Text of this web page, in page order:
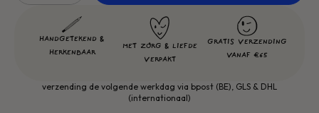
Materiaal:porselein, keramiek, transfer
Ontworpen en verwerkt in België
Al ons porselein is vaatwas-, oven- en
microgolfovenbestendig
HANDGETEKEND &
HERKENBAAR
MET ZORG & LIEFDE
VERPAKT
GRATIS VERZENDING
VANAF €65
verzending de volgende werkdag via bpost (BE), GLS & DHL
(internationaal)